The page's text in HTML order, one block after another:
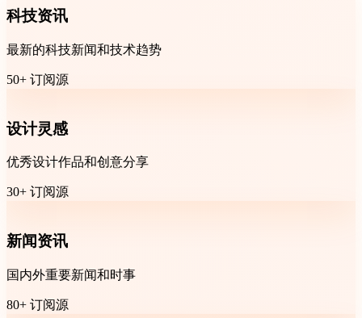
科技资讯
最新的科技新闻和技术趋势
50+ 订阅源
设计灵感
优秀设计作品和创意分享
30+ 订阅源
新闻资讯
国内外重要新闻和时事
80+ 订阅源